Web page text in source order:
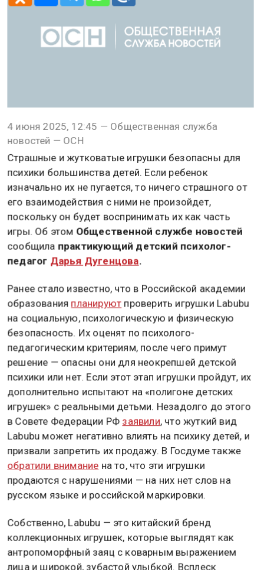
новостей — ОСН
Страшные и жутковатые игрушки безопасны для
психики большинства детей. Если ребенок
изначально их не пугается, то ничего страшного от
его взаимодействия с ними не произойдет,
поскольку он будет воспринимать их как часть
игры. Об этом
Общественной службе новостей
сообщилапрактикующий детский психолог-
педагогДарья Дугенцова
Ранее стало известно, что в Российской академии
образования
планируют
проверить игрушки Labubu
на социальную, психологическую и физическую
безопасность. Их оценят по психолого-
педагогическим критериям, после чего примут
решение — опасны они для неокрепшей детской
психики или нет. Если этот этап игрушки пройдут, их
дополнительно испытают на «полигоне детских
игрушек» с реальными детьми. Незадолго до этого
, что жуткий вид
Labubu может негативно влиять на психику детей, и
призвали запретить их продажу. В Госдуме также
обратили внимание
на то, что эти игрушки
продаются с нарушениями — на них нет слов на
русском языке и российской маркировки.
Собственно, Labubu — это китайский бренд
коллекционных игрушек, которые выглядят как